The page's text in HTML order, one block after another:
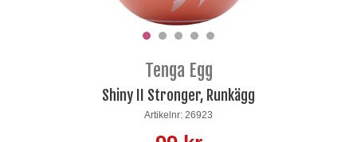
Tenga Egg
Shiny II Stronger, Runkägg
Artikelnr: 26923